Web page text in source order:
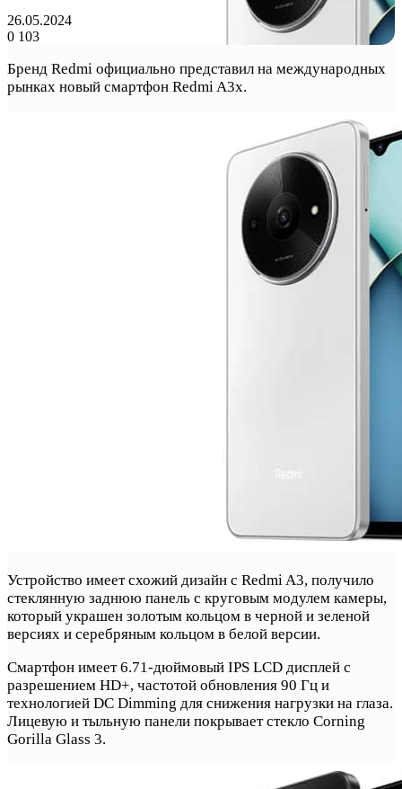
26.05.2024
0 103
Бренд Redmi официально представил на международных
рынках новый смартфон Redmi A3x.
Устройство имеет схожий дизайн с Redmi A3, получило
стеклянную заднюю панель с круговым модулем камеры,
который украшен золотым кольцом в черной и зеленой
версиях и серебряным кольцом в белой версии.
Смартфон имеет 6.71-дюймовый IPS LCD дисплей с
разрешением HD+, частотой обновления 90 Гц и
технологией DC Dimming для снижения нагрузки на глаза.
Лицевую и тыльную панели покрывает стекло Corning
Gorilla Glass 3.